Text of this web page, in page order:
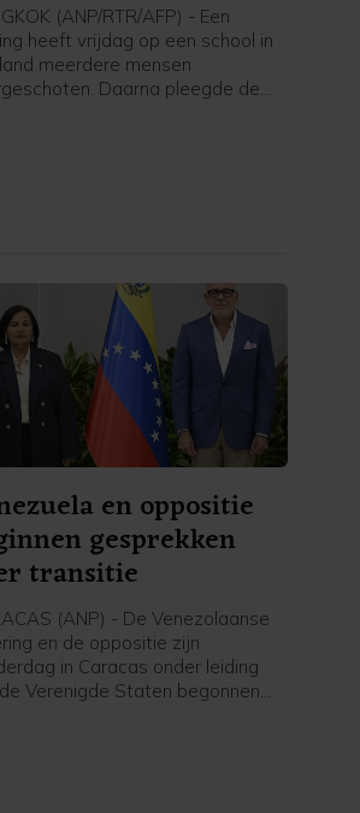
(ANP/RTR/AFP) - Een
heeft vrijdag op een school in
meerdere mensen
Daarna pleegde de
en oppositie
gesprekken
transitie
(ANP) - De Venezolaanse
en de oppositie zijn
in Caracas onder leiding
Verenigde Staten begonnen